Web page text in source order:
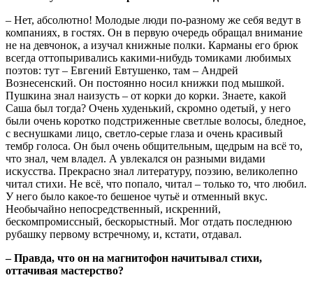
– Нет, абсолютно! Молодые люди по-разному же себя ведут в
компаниях, в гостях. Он в первую очередь обращал внимание
не на девчонок, а изучал книжные полки. Карманы его брюк
всегда оттопыривались какими-нибудь томиками любимых
поэтов: тут – Евгений Евтушенко, там – Андрей
Вознесенский. Он постоянно носил книжки под мышкой.
Пушкина знал наизусть – от корки до корки. Знаете, какой
Саша был тогда? Очень худенький, скромно одетый, у него
были очень коротко подстриженные светлые волосы, бледное,
с веснушками лицо, светло-серые глаза и очень красивый
тембр голоса. Он был очень общительным, щедрым на всё то,
что знал, чем владел. А увлекался он разными видами
искусства. Прекрасно знал литературу, поэзию, великолепно
читал стихи. Не всё, что попало, читал – только то, что любил.
У него было какое-то бешеное чутьё и отменный вкус.
Необычайно непосредственный, искренний,
бескомпромиссный, бескорыстный. Мог отдать последнюю
рубашку первому встречному, и, кстати, отдавал.
– Правда, что он на магнитофон начитывал стихи,
оттачивая мастерство?